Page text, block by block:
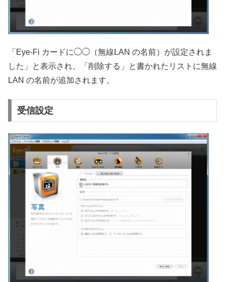
「Eye-Fi カードに◯◯（無線LAN の名前）が設定されま
した」と表示され、「削除する」と書かれたリストに無線
LAN の名前が追加されます。
受信設定